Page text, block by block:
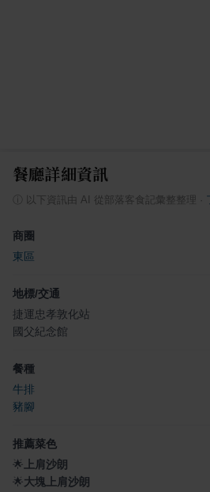
餐廳詳細資訊
以下資訊由 AI 從部落客食記彙整整理
商圈
東區
地標/交通
捷運忠孝敦化站
國父紀念館
餐種
牛排
豬腳
推薦菜色
🌟上肩沙朗
🌟大塊上肩沙朗